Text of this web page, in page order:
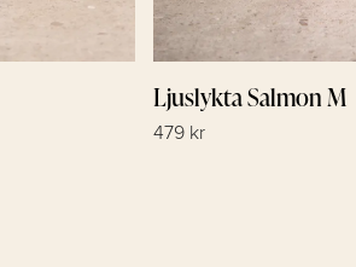
Ljuslykta Salmon M
479 kr